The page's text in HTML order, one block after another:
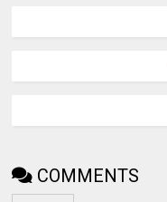
COMMENTS